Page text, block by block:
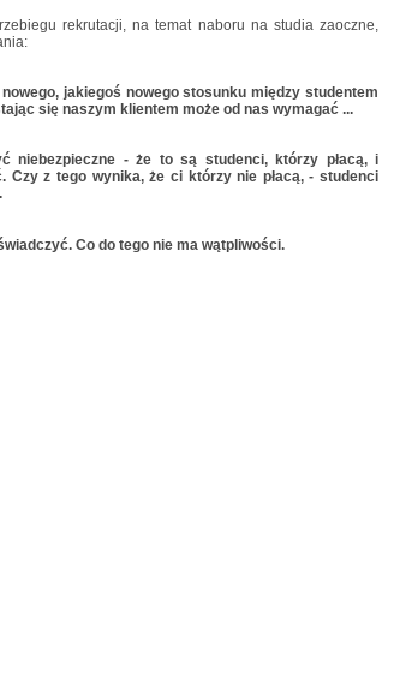
rekrutacji, na temat naboru na studia zaoczne,
jakiegoś nowego stosunku między studentem
się naszym klientem może od nas wymagać ...
niebezpieczne - że to są studenci, którzy płacą, i
Czy z tego wynika, że ci którzy nie płacą, - studenci
Co do tego nie ma wątpliwości.